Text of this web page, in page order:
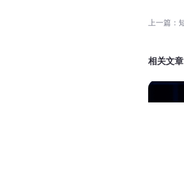
相关文章